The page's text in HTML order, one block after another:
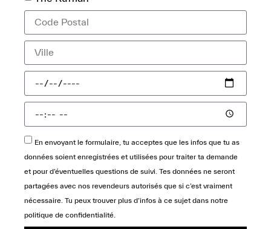
En envoyant le formulaire, tu acceptes que les infos que tu as
données soient enregistrées et utilisées pour traiter ta demande
et pour d’éventuelles questions de suivi. Tes données ne seront
partagées avec nos revendeurs autorisés que si c’est vraiment
nécessaire. Tu peux trouver plus d’infos à ce sujet dans notre
politique de confidentialité